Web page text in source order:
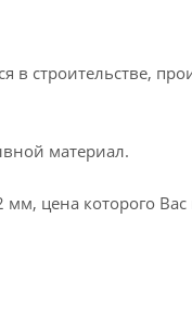
в строительстве,
материал.
цена которого Вас